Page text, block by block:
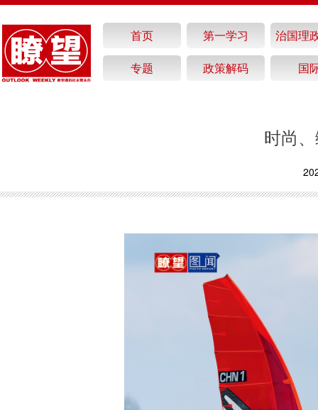
首页 第一学习
治国理
专题
政策解码 国
时尚